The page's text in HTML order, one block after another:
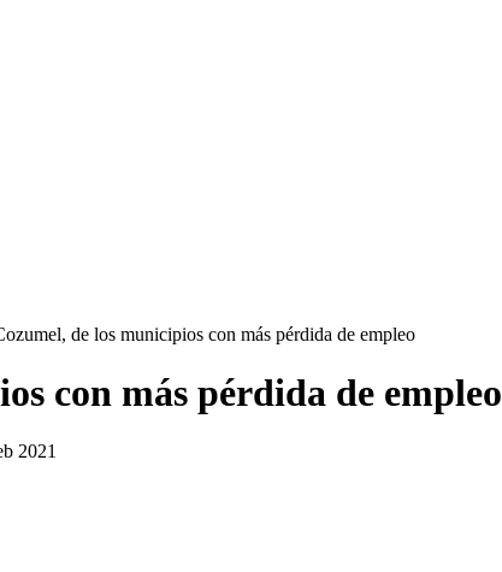
de los municipios con más pérdida de empleo
con más pérdida de empleo
2021